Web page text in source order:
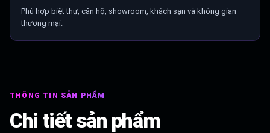
Phù hợp biệt thự, căn hộ, showroom, khách sạn và không gian
thương mại.
THÔNG TIN SẢN PHẨM
Chi tiết sản phẩm